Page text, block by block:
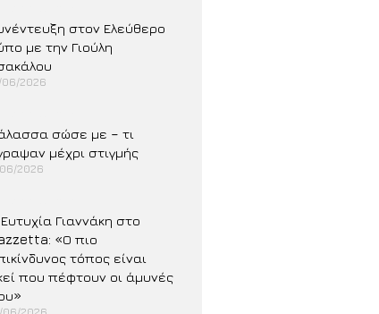
στον Ελεύθερο
με την Γιούλη
06/2026
σώσε με – τι
μέχρι στιγμής
06/2026
Γιαννάκη στο
«Ο πιο
τόπος είναι
που πέφτουν οι άμυνές